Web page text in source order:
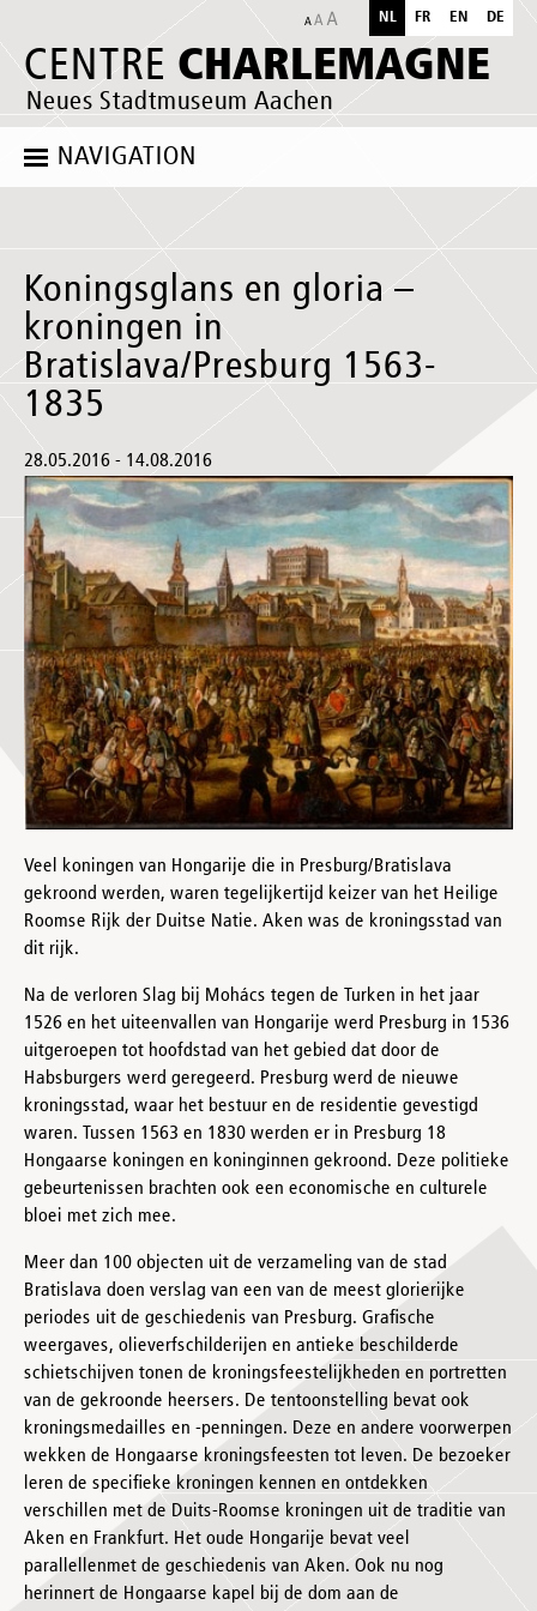
CENTRE CHARLEMAGNE
Neues Stadtmuseum Aachen
NL FR EN DE
NAVIGATION
Koningsglans en gloria –
kroningen in
Bratislava/Presburg 1563-
1835
28.05.2016 - 14.08.2016
Veel koningen van Hongarije die in Presburg/Bratislava
gekroond werden, waren tegelijkertijd keizer van het Heilige
Roomse Rijk der Duitse Natie. Aken was de kroningsstad van
dit rijk.
Na de verloren Slag bij Mohács tegen de Turken in het jaar
1526 en het uiteenvallen van Hongarije werd Presburg in 1536
uitgeroepen tot hoofdstad van het gebied dat door de
Habsburgers werd geregeerd. Presburg werd de nieuwe
kroningsstad, waar het bestuur en de residentie gevestigd
waren. Tussen 1563 en 1830 werden er in Presburg 18
Hongaarse koningen en koninginnen gekroond. Deze politieke
gebeurtenissen brachten ook een economische en culturele
bloei met zich mee.
Meer dan 100 objecten uit de verzameling van de stad
Bratislava doen verslag van een van de meest glorierijke
periodes uit de geschiedenis van Presburg. Grafische
weergaves, olieverfschilderijen en antieke beschilderde
schietschijven tonen de kroningsfeestelijkheden en portretten
van de gekroonde heersers. De tentoonstelling bevat ook
kroningsmedailles en -penningen. Deze en andere voorwerpen
wekken de Hongaarse kroningsfeesten tot leven. De bezoeker
leren de specifieke kroningen kennen en ontdekken
verschillen met de Duits-Roomse kroningen uit de traditie van
Aken en Frankfurt. Het oude Hongarije bevat veel
parallellenmet de geschiedenis van Aken. Ook nu nog
herinnert de Hongaarse kapel bij de dom aan de